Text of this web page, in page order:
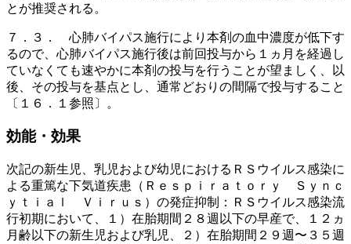
とが推奨される。
７．３． 心肺バイパス施行により本剤の血中濃度が低下す
るので、心肺バイパス施行後は前回投与から１ヵ月を経過し
ていなくても速やかに本剤の投与を行うことが望ましく、以
後、その投与を基点とし、通常どおりの間隔で投与すること
〔１６．１参照〕。
効能・効果
次記の新生児、乳児および幼児におけるＲＳウイルス感染に
よる重篤な下気道疾患（Ｒｅｓｐｉｒａｔｏｒｙ Ｓｙｎｃ
ｙｔｉａｌ Ｖｉｒｕｓ）の発症抑制：ＲＳウイルス感染流
行初期において、１）在胎期間２８週以下の早産で、１２ヵ
月齢以下の新生児および乳児、２）在胎期間２９週〜３５週